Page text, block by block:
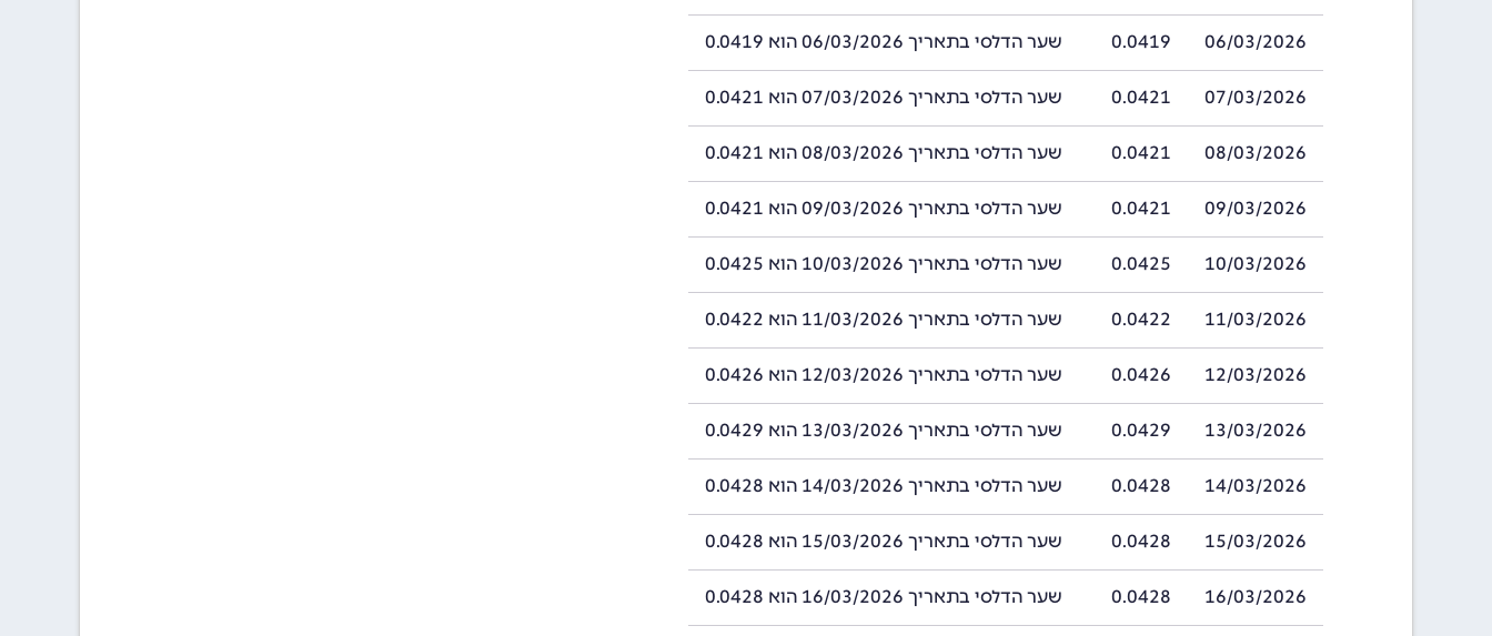
06/03/2026
0.0419 שער הדלסי בתאריך 06/03/2026 הוא 0.0419
07/03/2026
0.0421 שער הדלסי בתאריך 07/03/2026 הוא 0.0421
08/03/2026
0.0421 שער הדלסי בתאריך 08/03/2026 הוא 0.0421
09/03/2026
0.0421 שער הדלסי בתאריך 09/03/2026 הוא 0.0421
10/03/2026
0.0425 שער הדלסי בתאריך 10/03/2026 הוא 0.0425
11/03/2026
0.0422 שער הדלסי בתאריך 11/03/2026 הוא 0.0422
12/03/2026
0.0426 שער הדלסי בתאריך 12/03/2026 הוא 0.0426
13/03/2026
0.0429 שער הדלסי בתאריך 13/03/2026 הוא 0.0429
14/03/2026
0.0428 שער הדלסי בתאריך 14/03/2026 הוא 0.0428
15/03/2026
0.0428 שער הדלסי בתאריך 15/03/2026 הוא 0.0428
16/03/2026
0.0428 שער הדלסי בתאריך 16/03/2026 הוא 0.0428